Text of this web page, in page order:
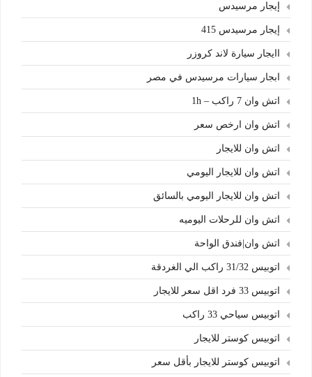
إيجار مرسيدس
إيجار مرسيدس 415
اايجار سيارة لاند كروزر
ابجار سيارات مرسيدس في مصر
اتش وان 7 راكب – 1h
اتش وان ارخص سعر
اتش وان للايجار
اتش وان للايجار اليومي
اتش وان للايجار اليومي بالسائق
اتش وان للرحلات اليوميه
اتش وان|فندق الواحة
اتوبيس 31/32 راكب الي الغردقة
اتوبيس 33 فرد اقل سعر للايجار
اتوبيس سياحي 33 راكب
اتوبيس كوستر للايجار
اتوبيس كوستر للايجار بأقل سعر